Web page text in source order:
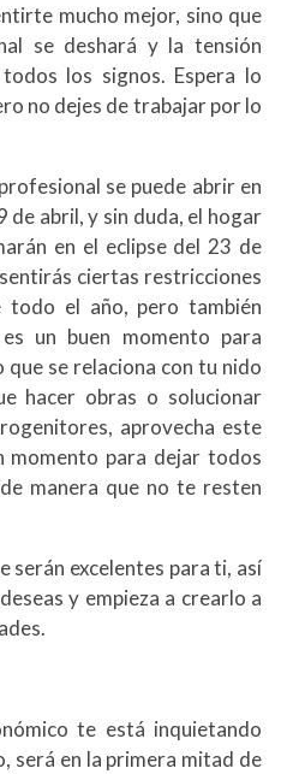
mucho mejor, sino que
se deshará y la tensión
los signos. Espera lo
no dejes de trabajar por lo
se puede abrir en
de abril, y sin duda, el hogar
en el eclipse del 23 de
ciertas restricciones
todo el año, pero también
un buen momento para
se relaciona con tu nido
hacer obras o solucionar
aprovecha este
momento para dejar todos
manera que no te resten
serán excelentes para ti, así
y empieza a crearlo a
te está inquietando
será en la primera mitad de